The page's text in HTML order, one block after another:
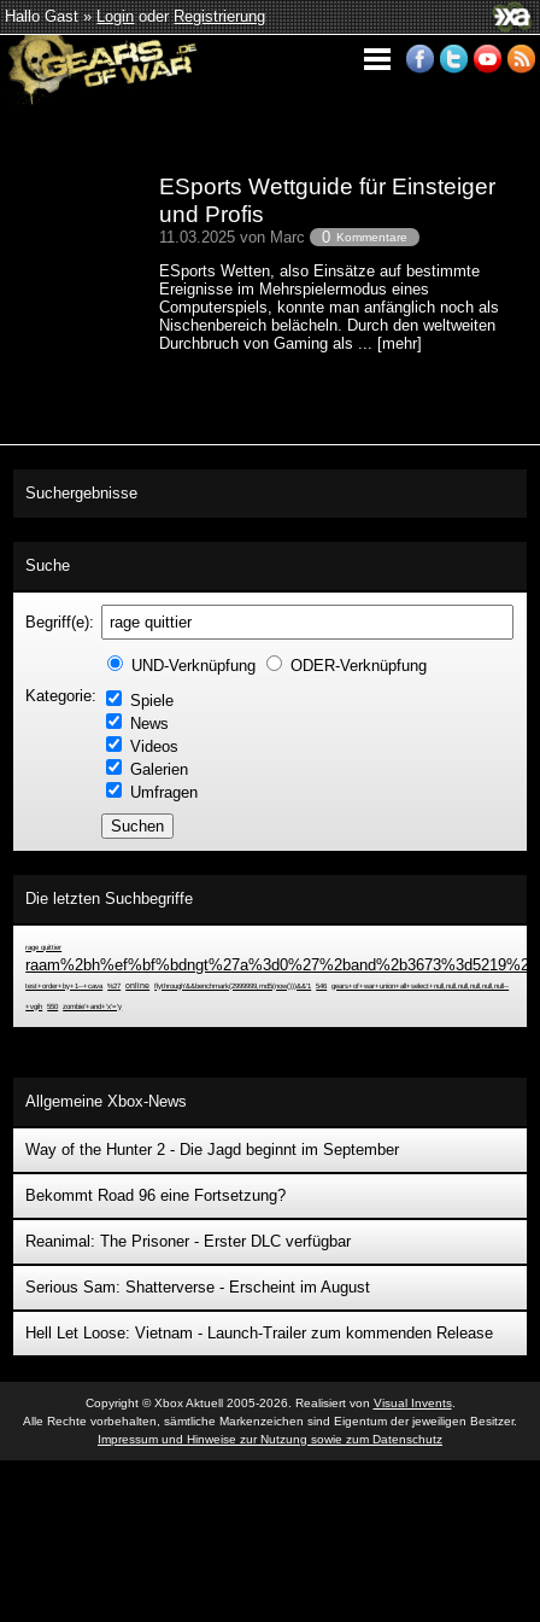
Hallo Gast »LoginoderRegistrierung
ESports Wettguide für Einsteiger
und Profis
11.03.2025 von Marc 0 Kommentare
ESports Wetten, also Einsätze auf bestimmte
Ereignisse im Mehrspielermodus eines
Computerspiels, konnte man anfänglich noch als
Nischenbereich belächeln. Durch den weltweiten
Durchbruch von Gaming als ... [mehr]
Suchergebnisse
Suche
Begriff(e):
UND-Verknüpfung
ODER-Verknüpfung
Kategorie:
Spiele
News
Videos
Galerien
Umfragen
Die letzten Suchbegriffe
rage quittier
test+order+by+1--+cava %27 online flythrough'&&benchmark(2999999,md5(now()))&&'1 546 gears+of+war+union+all+select+null,null,null,null,null,null--
+vgih 550 zombie'+and+'x'='y
Allgemeine Xbox-News
Way of the Hunter 2 - Die Jagd beginnt im September
Bekommt Road 96 eine Fortsetzung?
Reanimal: The Prisoner - Erster DLC verfügbar
Serious Sam: Shatterverse - Erscheint im August
Hell Let Loose: Vietnam - Launch-Trailer zum kommenden Release
Copyright © Xbox Aktuell 2005-2026. Realisiert von Visual Invents.
Alle Rechte vorbehalten, sämtliche Markenzeichen sind Eigentum der jeweiligen Besitzer.
Impressum und Hinweise zur Nutzung sowie zum Datenschutz